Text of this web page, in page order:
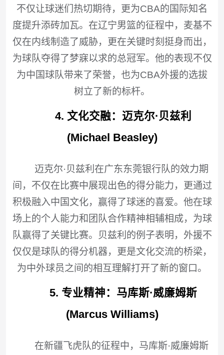
不仅让球迷们热切期待，更为CBA的国际知名
度提升添砖加瓦。在辽宁男篮的征程中，麦基不
仅在内线制造了威胁，更在关键时刻挺身而出，
为球队夺得了梦寐以求的总冠军。他的表现不仅
为中国球队带来了荣誉，也为CBA外援的选拔
树立了新的标杆。
4. 文化交融：迈克尔·贝兹利
(Michael Beasley)
迈克尔·贝兹利在广东东莞银行队的效力期
间，不仅在比赛中展现出色的得分能力，更通过
积极融入中国文化，赢得了球迷的喜爱。他在球
场上的个人能力和团队合作精神相辅相成，为球
队赢得了关键比赛。贝兹利的例子表明，外援不
仅仅是球队的得分机器，更是文化交流的桥梁，
为中外球员之间的相互理解打开了新的窗口。
5. 专业精神：马库斯·威廉姆斯
(Marcus Williams)
在新疆飞虎队的征程中，马库斯·威廉姆斯